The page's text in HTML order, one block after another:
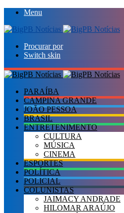
Menu
Procurar por
Switch skin
PARAÍBA
CAMPINA GRANDE
JOÃO PESSOA
BRASIL
ENTRETENIMENTO
CULTURA
MÚSICA
CINEMA
ESPORTES
POLÍTICA
POLICIAL
COLUNISTAS
JAIMACY ANDRADE
HILOMAR ARAÚJO